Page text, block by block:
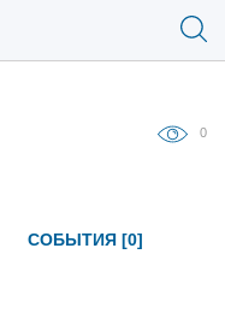
0
СОБЫТИЯ [0]